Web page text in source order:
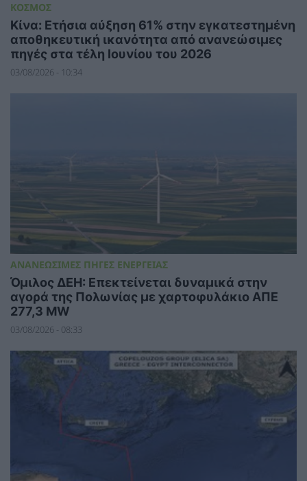
ΚΟΣΜΟΣ
Κίνα: Ετήσια αύξηση 61% στην εγκατεστημένη
αποθηκευτική ικανότητα από ανανεώσιμες
πηγές στα τέλη Ιουνίου του 2026
03/08/2026 - 10:34
ΑΝΑΝΕΩΣΙΜΕΣ ΠΗΓΕΣ ΕΝΕΡΓΕΙΑΣ
Όμιλος ΔΕΗ: Επεκτείνεται δυναμικά στην
αγορά της Πολωνίας με χαρτοφυλάκιο ΑΠΕ
277,3 MW
03/08/2026 - 08:33